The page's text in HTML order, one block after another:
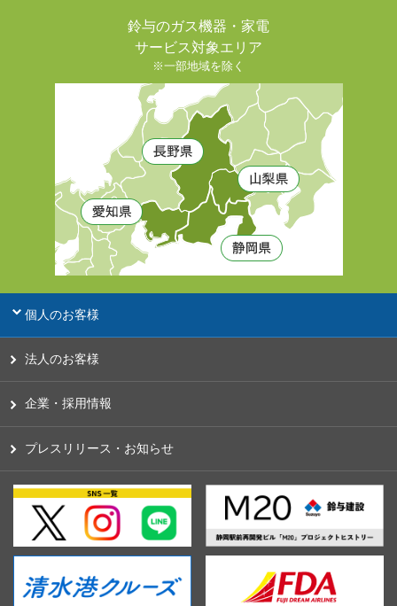
鈴与のガス機器・家電
サービス対象エリア
※一部地域を除く
個人のお客様
法人のお客様
企業・採用情報
プレスリリース・お知らせ